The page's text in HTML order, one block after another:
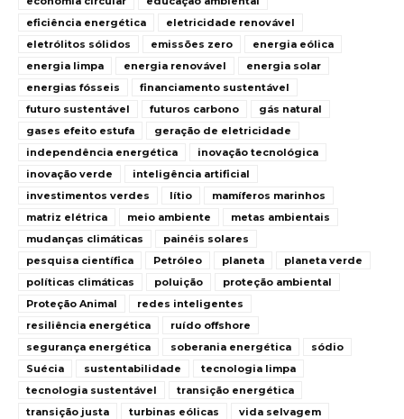
eficiência energética
eletricidade renovável
eletrólitos sólidos
emissões zero
energia eólica
energia limpa
energia renovável
energia solar
energias fósseis
financiamento sustentável
futuro sustentável
futuros carbono
gás natural
gases efeito estufa
geração de eletricidade
independência energética
inovação tecnológica
inovação verde
inteligência artificial
investimentos verdes
lítio
mamíferos marinhos
matriz elétrica
meio ambiente
metas ambientais
mudanças climáticas
painéis solares
pesquisa científica
Petróleo planeta
planeta verde
políticas climáticas
poluição
proteção ambiental
Proteção Animal
redes inteligentes
resiliência energética
ruído offshore
segurança energética
soberania energética
sódio
Suécia
sustentabilidade
tecnologia limpa
tecnologia sustentável
transição energética
transição justa
turbinas eólicas vida selvagem